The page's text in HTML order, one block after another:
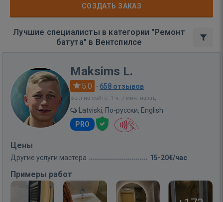
СОЗДАТЬ ЗАКАЗ
Лучшие специалисты в категории "Ремонт
батута" в Вентспилсе
Maksims L.
5.0 · 658 отзывов
Был на сайте: 1 ч. 7 мин. назад
Latviski, По-русски, English
PRO
Цены
Другие услуги мастера 15-20€/час
Примеры работ